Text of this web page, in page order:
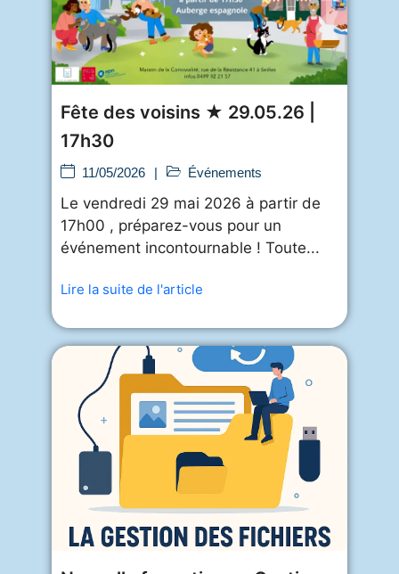
Fête des voisins ★ 29.05.26 |
17h30
11/05/2026 | Événements
Le vendredi 29 mai 2026 à partir de
17h00 , préparez-vous pour un
événement incontournable ! Toute...
Lire la suite de l'article